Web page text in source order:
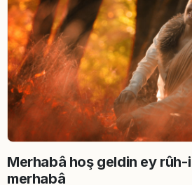
Merhabâ hoş geldin ey rûh-i
merhabâ